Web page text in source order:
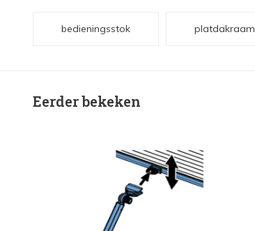
bedieningsstok platdakraam
Eerder bekeken